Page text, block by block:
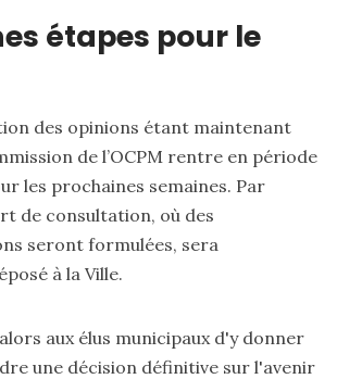
étapes pour le
des opinions étant maintenant
de l’OCPM rentre en période
les prochaines semaines. Par
de consultation, où des
seront formulées, sera
à la Ville.
aux élus municipaux d'y donner
une décision définitive sur l'avenir